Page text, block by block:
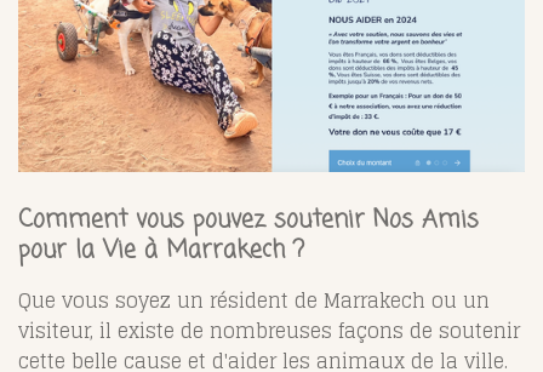
Comment vous pouvez soutenir Nos Amis
pour la Vie à Marrakech ?
Que vous soyez un résident de Marrakech ou un
visiteur, il existe de nombreuses façons de soutenir
cette belle cause et d'aider les animaux de la ville.